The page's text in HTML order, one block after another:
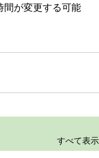
が変更する可能
すべて表示